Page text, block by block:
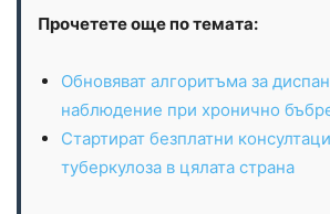
Прочетете още по темата:
Обновяват алгоритъма за
наблюдение при хронично
Стартират безплатни
туберкулоза в цялата страна